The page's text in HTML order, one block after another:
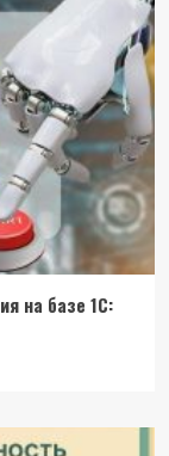
на базе 1С: